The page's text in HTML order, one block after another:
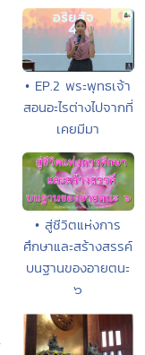
• EP.2 พระพุทธเจ้า
สอนอะไรต่างไปจากที่
เคยมีมา
• สู่ชีวิตแห่งการ
ศึกษาและสร้างสรรค์
บนฐานของอายตนะ
๖